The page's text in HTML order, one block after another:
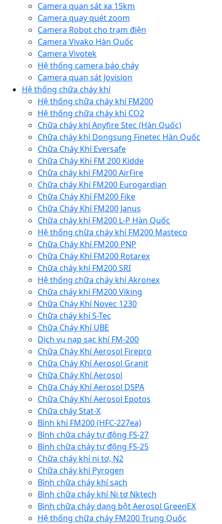
Camera quan sát xa 15km
Camera quay quét zoom
Camera Robot cho trạm điện
Camera Vivako Hàn Quốc
Camera Vivotek
Hệ thống camera báo cháy
Camera quan sát Jovision
Hệ thống chữa cháy khí
Hệ thống chữa cháy khí FM200
Hệ thống chữa cháy khí CO2
Chữa cháy khí Anyfire Stec (Hàn Quốc)
Chữa cháy khí Dongsung Finetec Hàn Quốc
Chữa Cháy Khí Eversafe
Chữa Cháy Khí FM 200 Kidde
Chữa cháy khí FM200 AirFire
Chữa cháy Khí FM200 Eurogardian
Chữa Cháy Khí FM200 Fike
Chữa Cháy Khí FM200 Janus
Chữa cháy khí FM200 L-P Hàn Quốc
Hệ thống chữa cháy khí FM200 Masteco
Chữa Cháy Khí FM200 PNP
Chữa Cháy Khí FM200 Rotarex
Chữa cháy khí FM200 SRI
Hệ thống chữa cháy khí Akronex
Chữa cháy khí FM200 Viking
Chữa Cháy Khí Novec 1230
Chữa cháy khí S-Tec
Chữa Cháy Khí UBE
Dịch vụ nạp sạc khí FM-200
Chữa Cháy Khí Aerosol Firepro
Chữa Cháy Khí Aerosol Granit
Chữa Cháy Khí Aerosol
Chữa Cháy Khí Aerosol DSPA
Chữa Cháy Khí Aerosol Epotos
Chữa cháy Stat-X
Bình khí FM200 (HFC-227ea)
Bình chữa cháy tự động FS-27
Bình chữa cháy tự động FS-25
Chữa cháy khí ni tơ, N2
Chữa cháy khí Pyrogen
Bình chữa cháy khí sạch
Bình chữa cháy khí Ni tơ Nktech
Bình chữa cháy dạng bột Aerosol GreenEX
Hệ thống chữa cháy FM200 Trung Quốc